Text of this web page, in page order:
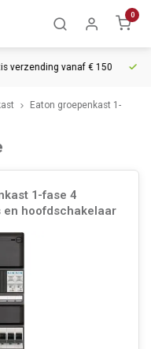
0
vanaf € 150 5%
Eaton groepenkast 1-
1-fase 4
hoofdschakelaar